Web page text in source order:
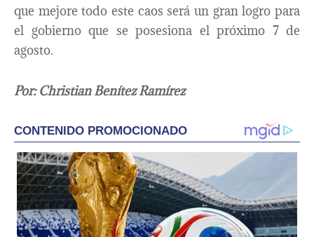
que mejore todo este caos será un gran logro para
el gobierno que se posesiona el próximo 7 de
agosto.
Por: Christian Benítez Ramírez